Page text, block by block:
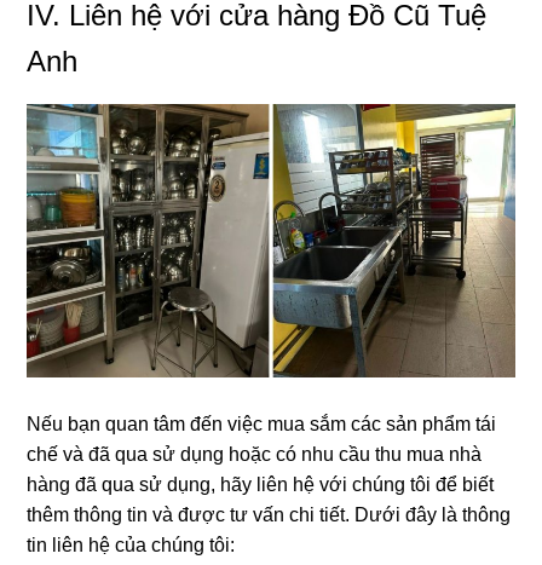
IV. Liên hệ với cửa hàng Đồ Cũ Tuệ
Anh
Nếu bạn quan tâm đến việc mua sắm các sản phẩm tái
chế và đã qua sử dụng hoặc có nhu cầu thu mua nhà
hàng đã qua sử dụng, hãy liên hệ với chúng tôi để biết
thêm thông tin và được tư vấn chi tiết. Dưới đây là thông
tin liên hệ của chúng tôi: